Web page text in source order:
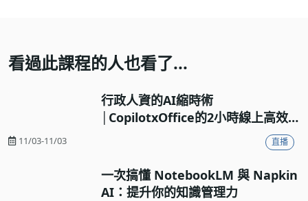
看過此課程的人也看了...
行政人資的AI縮時術
│CopilotxOffice的2小時線上高效
11/03-11/03 直播
一次搞懂 NotebookLM 與 Napkin
AI：提升你的知識管理力